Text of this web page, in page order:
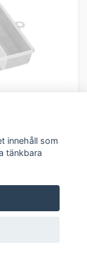
innehåll som
tänkbara